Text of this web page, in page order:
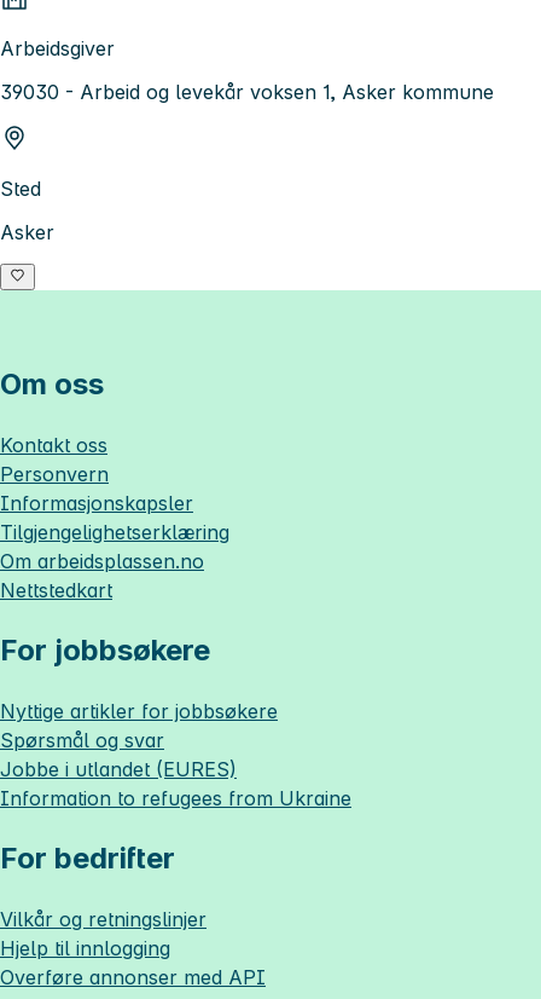
Arbeidsgiver
39030 - Arbeid og levekår voksen 1, Asker kommune
Sted
Asker
Om oss
Kontakt oss
Personvern
Informasjonskapsler
Tilgjengelighetserklæring
Om arbeidsplassen.no
Nettstedkart
For jobbsøkere
Nyttige artikler for jobbsøkere
Spørsmål og svar
Jobbe i utlandet (EURES)
Information to refugees from Ukraine
For bedrifter
Vilkår og retningslinjer
Hjelp til innlogging
Overføre annonser med API